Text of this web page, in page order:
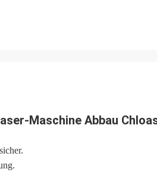
Maschine Abbau